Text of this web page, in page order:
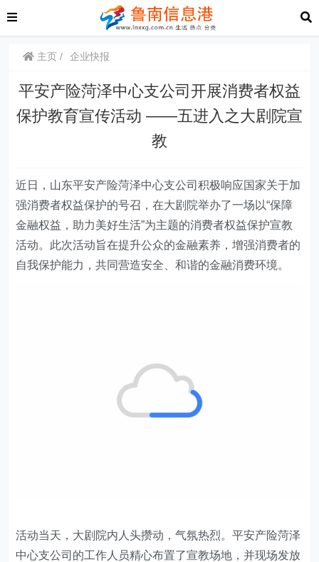
主页 企业快报
平安产险菏泽中心支公司开展消费者权益
保护教育宣传活动 ——五进入之大剧院宣
教
近日 ， 山东平安产险菏泽中心支公司积极响应国家关于加
强消费者权益保护的号召，在大剧院举办了一场以“保障
金融权益，助力美好生活”为主题的消费者权益保护宣教
活动。此次活动旨在提升公众的金融素养，增强消费者的
自我保护能力，共同营造安全、和谐的金融消费环境。
活动当天，大剧院内人头攒动，气氛热烈。平安产险菏泽
中心支公司 的工作人员精心布置了宣教场地 ，并现场发放